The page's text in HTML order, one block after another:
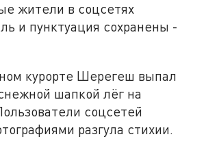
жители в соцсетях
и пунктуация сохранены -
курорте Шерегеш выпал
шапкой лёг на
соцсетей
разгула стихии.